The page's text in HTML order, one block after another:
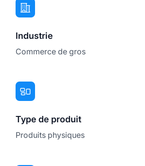
Industrie
Commerce de gros
Type de produit
Produits physiques